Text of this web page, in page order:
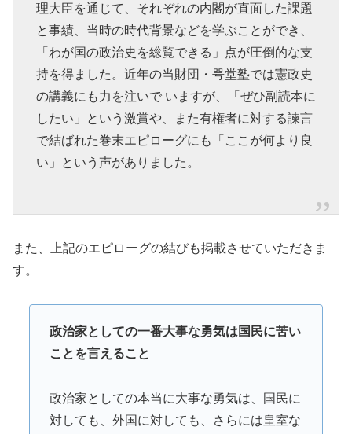
理大臣を通じて、それぞれの内閣が直面した課題
と事績、当時の時代背景などを学ぶことができ、
「わが国の政治史を総覧できる」点が圧倒的な支
持を得ました。近年の当財団・咢堂塾では憲政史
の講義にも力を注いで いますが、「ぜひ副読本に
したい」という激賞や、また有権者に対する諫言
で結ばれた巻末エピローグにも「ここが何より良
い」という声がありました。
また、上記のエピローグの結びも掲載させていただきま
す。
政治家としての一番大事な勇気は国民に苦い
ことを言えること
政治家としての本当に大事な勇気は、国民に
対しても、外国に対しても、さらには皇室な